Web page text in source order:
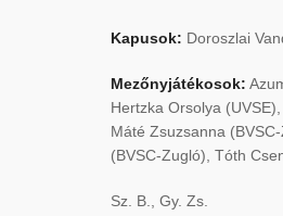
Kapusok: Doroszlai
Mezőnyjátékosok:
Hertzka Orsolya
Máté Zsuzsanna
(BVSC-Zugló), Tóth
Sz. B., Gy. Zs.